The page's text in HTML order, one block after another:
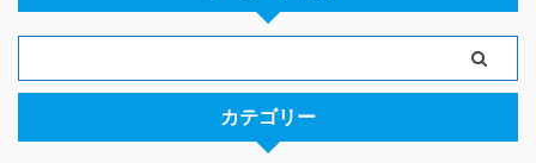
カテゴリー